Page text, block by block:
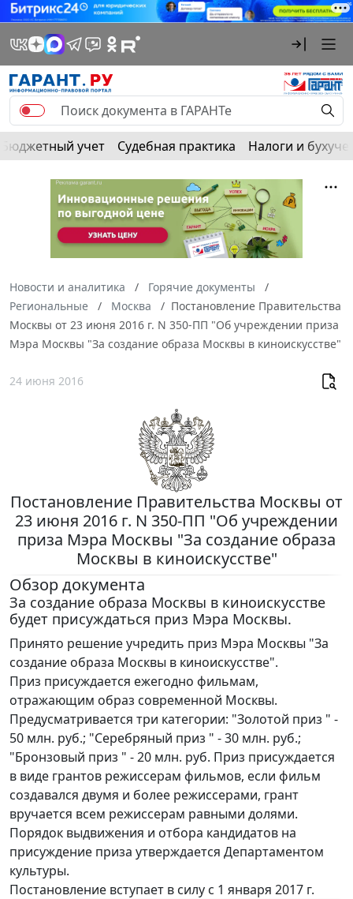
Бюджетный учет Судебная практика Налоги и
Новости и аналитика
Горячие документы
Региональные
Москва
Постановление Правительства
Москвы от 23 июня 2016 г. N 350-ПП "Об учреждении приза
Мэра Москвы "За создание образа Москвы в киноискусстве"
24 июня 2016
Постановление Правительства Москвы от
23 июня 2016 г. N 350-ПП "Об учреждении
приза Мэра Москвы "За создание образа
Москвы в киноискусстве"
Обзор документа
За создание образа Москвы в киноискусстве
будет присуждаться приз Мэра Москвы.
Принято решение учредить приз Мэра Москвы "За
создание образа Москвы в киноискусстве".
Приз присуждается ежегодно фильмам,
отражающим образ современной Москвы.
Предусматривается три категории: "Золотой приз " -
50 млн. руб.; "Серебряный приз " - 30 млн. руб.;
"Бронзовый приз " - 20 млн. руб. Приз присуждается
в виде грантов режиссерам фильмов, если фильм
создавался двумя и более режиссерами, грант
вручается всем режиссерам равными долями.
Порядок выдвижения и отбора кандидатов на
присуждение приза утверждается Департаментом
культуры.
Постановление вступает в силу с 1 января 2017 г.